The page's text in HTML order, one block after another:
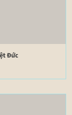
Đức